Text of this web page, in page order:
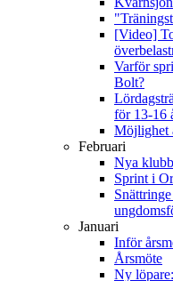
[Video]
Varför
Bolt?
för 13-16
Möjlighet
Februari
Nya
Sprint i
Januari
Inför
Årsmöte
Ny